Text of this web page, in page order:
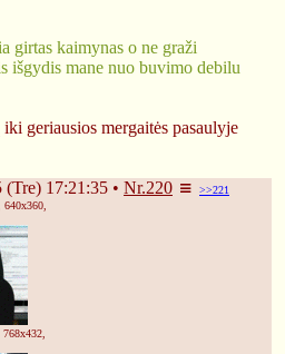
girtas kaimynas o ne graži
išgydis mane nuo buvimo debilu
geriausios mergaitės pasaulyje
(Tre) 17:21:35 Nr.220
>>221